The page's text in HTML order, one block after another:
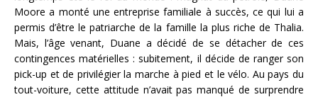
Moore a monté une entreprise familiale à succès, ce qui lui a
permis d’être le patriarche de la famille la plus riche de Thalia.
Mais, l’âge venant, Duane a décidé de se détacher de ces
contingences matérielles : subitement, il décide de ranger son
pick-up et de privilégier la marche à pied et le vélo. Au pays du
tout-voiture, cette attitude n’avait pas manqué de surprendre